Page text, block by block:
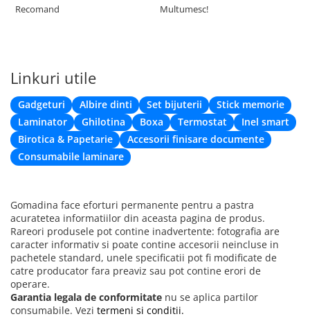
Recomand
Multumesc!
Linkuri utile
Gadgeturi Albire dinti Set bijuterii
Stick memorie
Laminator
Ghilotina Boxa Termostat
Inel smart
Birotica & Papetarie
Accesorii finisare documente
Consumabile laminare
Gomadina face eforturi permanente pentru a pastra
acuratetea informatiilor din aceasta pagina de produs.
Rareori produsele pot contine inadvertente: fotografia are
caracter informativ si poate contine accesorii neincluse in
pachetele standard, unele specificatii pot fi modificate de
catre producator fara preaviz sau pot contine erori de
operare.
Garantia legala de conformitate nu se aplica partilor
consumabile. Vezi termeni si conditii.